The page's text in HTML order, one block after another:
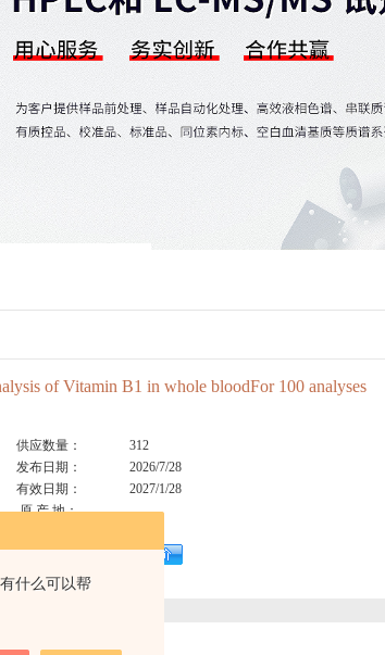
什么可以帮
of Vitamin B1 in whole bloodFor 100 analyses
供应数量：
312
发布日期：
2026/7/28
有效日期：
2027/1/28
原 产 地：
产品报价：